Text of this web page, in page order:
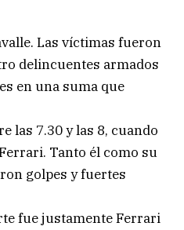
Las víctimas fueron
delincuentes armados
en una suma que
las 7.30 y las 8, cuando
Tanto él como su
golpes y fuertes
fue justamente Ferrari